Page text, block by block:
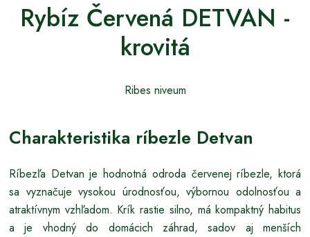
Rybíz Červená DETVAN -
krovitá
Ribes niveum
Charakteristika ríbezle Detvan
Ríbezľa Detvan je hodnotná odroda červenej ríbezle, ktorá
sa vyznačuje vysokou úrodnosťou, výbornou odolnosťou a
atraktívnym vzhľadom. Krík rastie silno, má kompaktný habitus
a je vhodný do domácich záhrad, sadov aj menších